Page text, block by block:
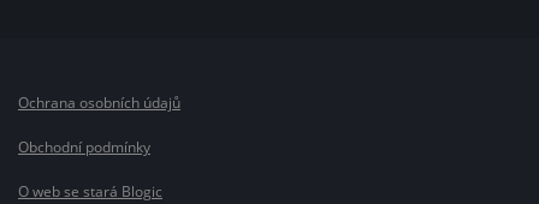
Ochrana osobních údajů
Obchodní podmínky
O web se stará Blogic